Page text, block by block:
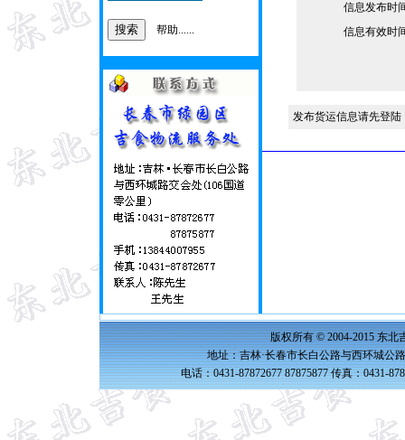
帮助......
信息发布时
信息有效时
发布货运信息请先登
版权所有 © 2004-2015 东北
地址：吉林·长春市长白公路与西环城公
电话：0431-87872677 87875877 传真：0431-